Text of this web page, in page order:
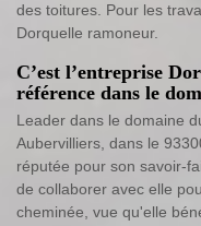
des toitures. Pour les
Dorquelle ramoneur.
C’est l’entreprise
référence dans le
Leader dans le domaine
Aubervilliers, dans le
réputée pour son savoir-
de collaborer avec elle
cheminée, vue qu'elle